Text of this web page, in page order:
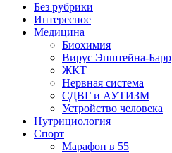
Без рубрики
Интересное
Медицина
Биохимия
Вирус Эпштейна-Барр
ЖКТ
Нервная система
СДВГ и АУТИЗМ
Устройство человека
Нутрициология
Спорт
Марафон в 55